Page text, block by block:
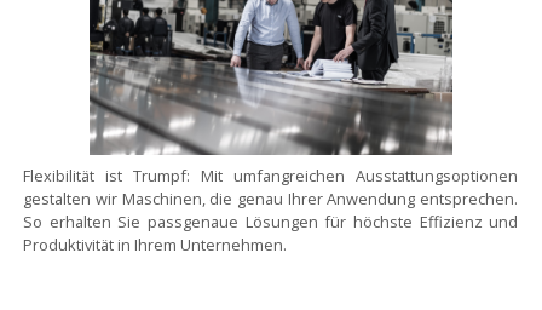
Flexibilität ist Trumpf: Mit umfangreichen Ausstattungsoptionen
gestalten wir Maschinen, die genau Ihrer Anwendung entsprechen.
So erhalten Sie passgenaue Lösungen für höchste Effizienz und
Produktivität in Ihrem Unternehmen.